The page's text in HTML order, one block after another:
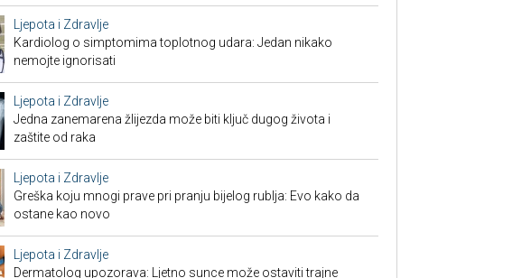
Ljepota i Zdravlje
Kardiolog o simptomima toplotnog udara: Jedan nikako
nemojte ignorisati
Ljepota i Zdravlje
Jedna zanemarena žlijezda može biti ključ dugog života i
zaštite od raka
Ljepota i Zdravlje
Greška koju mnogi prave pri pranju bijelog rublja: Evo kako da
ostane kao novo
Ljepota i Zdravlje
Dermatolog upozorava: Ljetno sunce može ostaviti trajne